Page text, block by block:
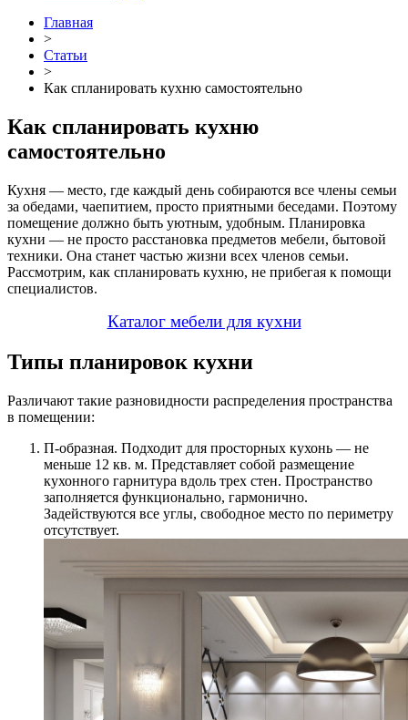
Главная
>
Статьи
>
Как спланировать кухню самостоятельно
Как спланировать кухню
самостоятельно
Кухня — место, где каждый день собираются все члены семьи
за обедами, чаепитием, просто приятными беседами. Поэтому
помещение должно быть уютным, удобным. Планировка
кухни — не просто расстановка предметов мебели, бытовой
техники. Она станет частью жизни всех членов семьи.
Рассмотрим, как спланировать кухню, не прибегая к помощи
специалистов.
Каталог мебели для кухни
Типы планировок кухни
Различают такие разновидности распределения пространства
в помещении:
П-образная. Подходит для просторных кухонь — не
меньше 12 кв. м. Представляет собой размещение
кухонного гарнитура вдоль трех стен. Пространство
заполняется функционально, гармонично.
Задействуются все углы, свободное место по периметру
отсутствует.